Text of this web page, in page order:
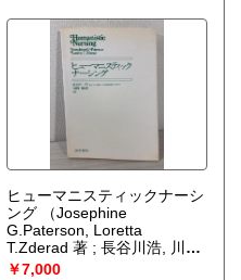
ヒューマニスティックナーシ
ング
（Josephine
G.Paterson, Loretta
T.Zderad 著 ; 長谷川浩, 川野
雅資 訳）
￥7,000